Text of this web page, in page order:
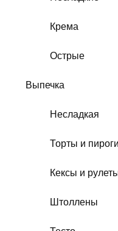
Крема
Острые
Выпечка
Несладкая
Торты и пироги
Кексы и
Штоллены